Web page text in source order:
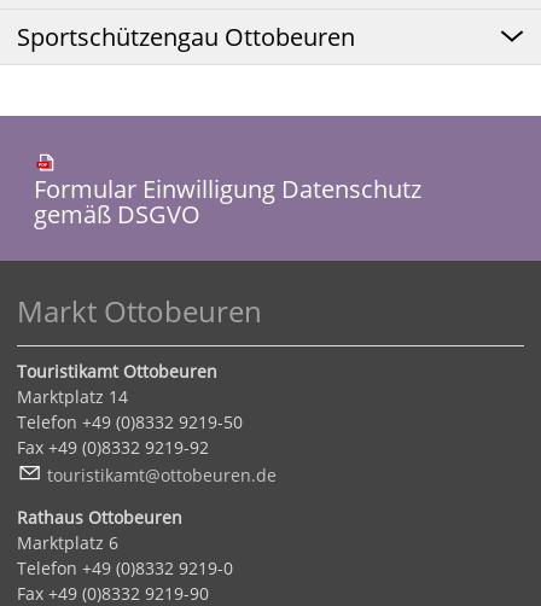
Sportschützengau Ottobeuren
Formular Einwilligung Datenschutz
gemäß DSGVO
Markt Ottobeuren
Touristikamt Ottobeuren
Marktplatz 14
Telefon +49 (0)8332 9219-50
Fax +49 (0)8332 9219-92
t
r st k mt tt b r n d
Rathaus Ottobeuren
Marktplatz 6
Telefon +49 (0)8332 9219-0
Fax +49 (0)8332 9219-90